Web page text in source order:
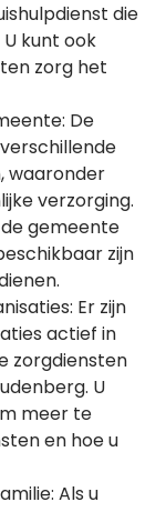
die
kunt ook
zorg het
De
waaronder
verzorging.
gemeente
zijn
Er zijn
actief in
zorgdiensten
U
meer te
en hoe u
Als u